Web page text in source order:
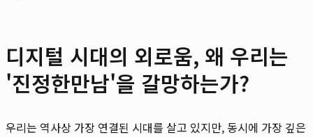
디지털 시대의 외로움, 왜 우리는
'진정한만남'을 갈망하는가?
우리는 역사상 가장 연결된 시대를 살고 있지만, 동시에 가장 깊은